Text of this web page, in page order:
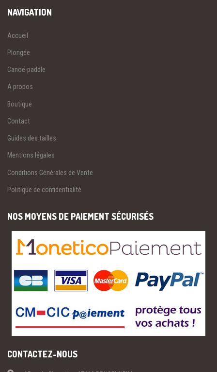
NAVIGATION
Accueil
Plongée
Canoë-paddle
A propos
Boutique
Contact
Guides des tailles
Mentions légales
Conditions Générales de Vente
Politique de confidentialité
NOS MOYENS DE PAIEMENT SÉCURISÉS
CONTACTEZ-NOUS